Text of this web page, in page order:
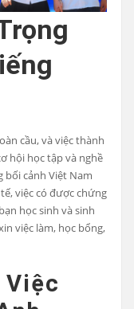
cầu, và việc thành
hội học tập và nghề
bối cảnh Việt Nam
việc có được chứng
học sinh và sinh
việc làm, học bổng,
Việc